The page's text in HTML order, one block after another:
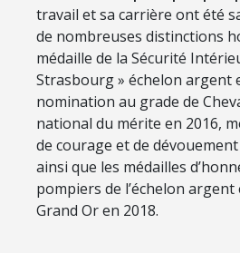
travail et sa carrière ont été
de nombreuses distinctions
médaille de la Sécurité
Strasbourg » échelon argent
nomination au grade de
national du mérite en 2016,
de courage et de
ainsi que les médailles
pompiers de l’échelon argent
Grand Or en 2018.